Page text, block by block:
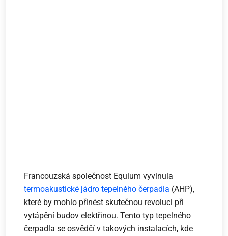
Francouzská společnost Equium vyvinula
termoakustické jádro tepelného čerpadla (AHP),
které by mohlo přinést skutečnou revoluci při
vytápění budov elektřinou. Tento typ tepelného
čerpadla se osvědčí v takových instalacích, kde